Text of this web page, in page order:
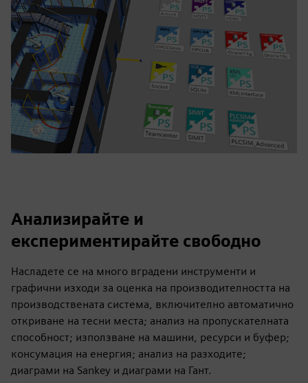
Анализирайте и
експериментирайте свободно
Насладете се на много вградени инструменти и
графични изходи за оценка на производителността на
производствената система, включително автоматично
откриване на тесни места; анализ на пропускателната
способност; използване на машини, ресурси и буфер;
консумация на енергия; анализ на разходите;
диаграми на Sankey и диаграми на Гант.